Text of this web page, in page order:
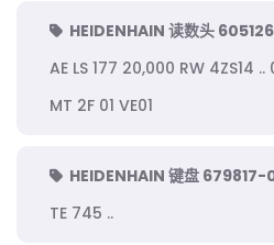
HEIDENHAIN 读数头
AE LS 177 20,000 RW 4ZS14
MT 2F 01 VE01
HEIDENHAIN 键盘 679817-
TE 745 ..